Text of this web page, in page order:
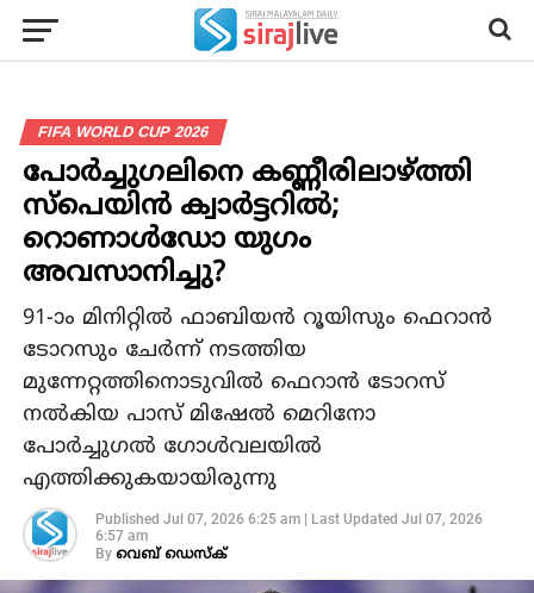
FIFA WORLD CUP 2026
പോർച്ചുഗലിനെ കണ്ണീരിലാഴ്ത്തി
സ്പെയിൻ ക്വാർട്ടറിൽ;
റൊണാൾഡോ യുഗം
അവസാനിച്ചു?
91-ാം മിനിറ്റിൽ ഫാബിയൻ റൂയിസും ഫെറാൻ
ടോറസും ചേർന്ന് നടത്തിയ
മുന്നേറ്റത്തിനൊടുവിൽ ഫെറാൻ ടോറസ്
നൽകിയ പാസ് മിഷേൽ മെറിനോ
പോർച്ചുഗൽ ഗോൾവലയിൽ
എത്തിക്കുകയായിരുന്നു
Published Jul 07, 2026 6:25 am| Last Updated Jul 07, 2026
6:57 am
By വെബ് ഡെസ്‌ക്